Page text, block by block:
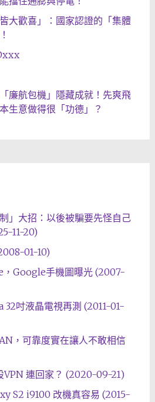
大歡喜」：國家認證的「集體
廉航包機」隱藏成就！先爽飛
生意做得很「功德」？
」大招：以後被騙要先怪自己
11-20)
01-10)
Google手機圖曝光 (2007-
吋液晶電視再測 (2011-01-
，可靠度實在讓人不敢相信
VPN 連回家？ (2020-09-21)
S2 i9100 改機真容易 (2015-